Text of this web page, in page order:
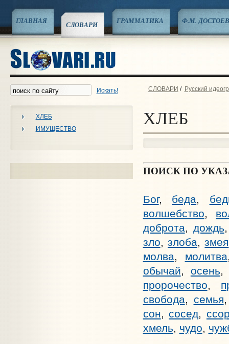
ГЛАВНАЯ СЛОВАРИ ГРАММАТИКА Ф.М.
Искать!
ХЛЕБ
ИМУЩЕСТВО
СЛОВАРИ / Русский
ХЛЕБ
ПОИСК ПО
Бог, беда,
волшебство,
доброта, дождь
зло, злоба,змея
молва, молитва
обычай, осень
пророчество,
свобода, семья
сон, сосед,
хмель, чудо,